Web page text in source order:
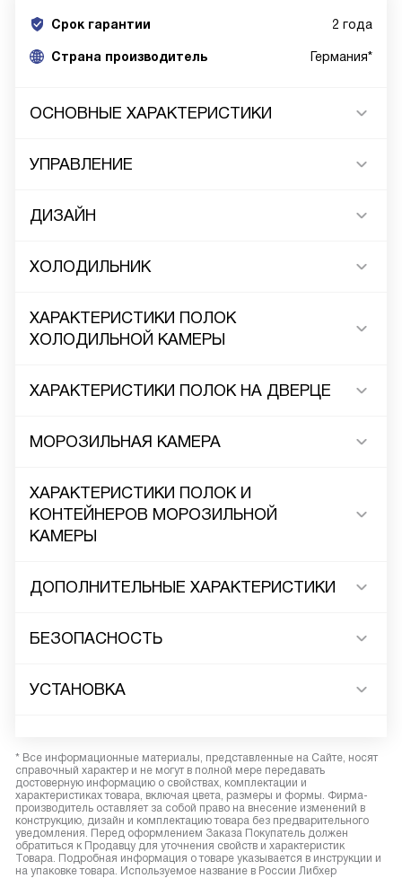
Срок гарантии 2 года
Cтрана производитель Германия*
ОСНОВНЫЕ ХАРАКТЕРИСТИКИ
УПРАВЛЕНИЕ
ДИЗАЙН
ХОЛОДИЛЬНИК
ХАРАКТЕРИСТИКИ ПОЛОК
ХОЛОДИЛЬНОЙ КАМЕРЫ
ХАРАКТЕРИСТИКИ ПОЛОК НА ДВЕРЦЕ
МОРОЗИЛЬНАЯ КАМЕРА
ХАРАКТЕРИСТИКИ ПОЛОК И
КОНТЕЙНЕРОВ МОРОЗИЛЬНОЙ
КАМЕРЫ
ДОПОЛНИТЕЛЬНЫЕ ХАРАКТЕРИСТИКИ
БЕЗОПАСНОСТЬ
УСТАНОВКА
* Все информационные материалы, представленные на Сайте, носят
справочный характер и не могут в полной мере передавать
достоверную информацию о свойствах, комплектации и
характеристиках товара, включая цвета, размеры и формы. Фирма-
производитель оставляет за собой право на внесение изменений в
конструкцию, дизайн и комплектацию товара без предварительного
уведомления. Перед оформлением Заказа Покупатель должен
обратиться к Продавцу для уточнения свойств и характеристик
Товара. Подробная информация о товаре указывается в инструкции и
на упаковке товара. Используемое название в России Либхер